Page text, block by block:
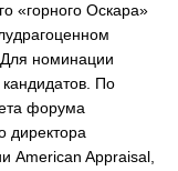
«горного Оскара»
номинации
По
форума
директора
American Appraisal,